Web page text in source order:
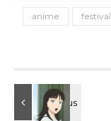
anime festival